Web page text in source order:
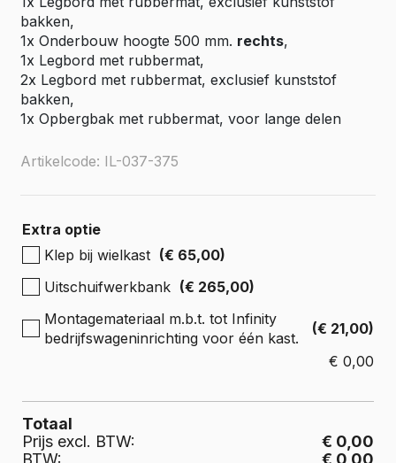
bakken,
1x Onderbouw hoogte 500 mm. rechts,
1x Legbord met rubbermat,
2x Legbord met rubbermat, exclusief kunststof
bakken,
1x Opbergbak met rubbermat, voor lange delen
Artikelcode: IL-037-375
Extra optie
Klep bij wielkast (€ 65,00)
Uitschuifwerkbank (€ 265,00)
Montagemateriaal m.b.t. tot Infinity
bedrijfswageninrichting voor één kast.
(€ 21,00)
€ 0,00
Totaal
Prijs excl. BTW:
€ 0,00
BTW:
€ 0,00